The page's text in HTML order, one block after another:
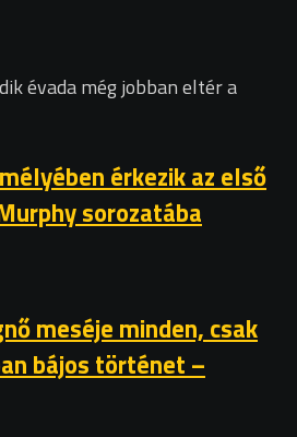
évada még jobban eltér a
érkezik az első
sorozatába
meséje minden, csak
bájos történet –